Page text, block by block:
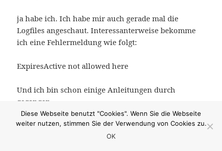
ja habe ich. Ich habe mir auch gerade mal die
Logfiles angeschaut. Interessanterweise bekomme
ich eine Fehlermeldung wie folgt:
ExpiresActive not allowed here
Und ich bin schon einige Anleitungen durch
gegangen…
Jetzt gerade gucke ich in die httpd.conf, aber auch da
wird scheinbar alles erlaubt.
Diese Webseite benutzt "Cookies". Wenn Sie die Webseite
weiter nutzen, stimmen Sie der Verwendung von Cookies zu.
OK